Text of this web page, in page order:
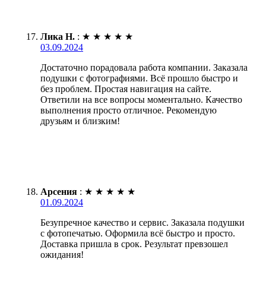
Лика Н. : ★ ★ ★ ★ ★
03.09.2024
Достаточно порадовала работа компании. Заказала
подушки с фотографиями. Всё прошло быстро и
без проблем. Простая навигация на сайте.
Ответили на все вопросы моментально. Качество
выполнения просто отличное. Рекомендую
друзьям и близким!
Арсения : ★ ★ ★ ★ ★
01.09.2024
Безупречное качество и сервис. Заказала подушки
с фотопечатью. Оформила всё быстро и просто.
Доставка пришла в срок. Результат превзошел
ожидания!